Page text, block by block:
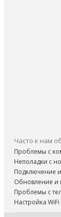
Часто к нам
Проблемы с
Неполадки с
Подключение
Обновление и
Проблемы с
Настройка